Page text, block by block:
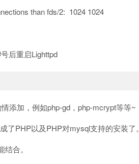
than fds/2: 1024 1024
后重启Lighttpd
添加，例如php-gd，php-mcrypt等等~
了PHP以及PHP对mysql支持的安装了。
合。